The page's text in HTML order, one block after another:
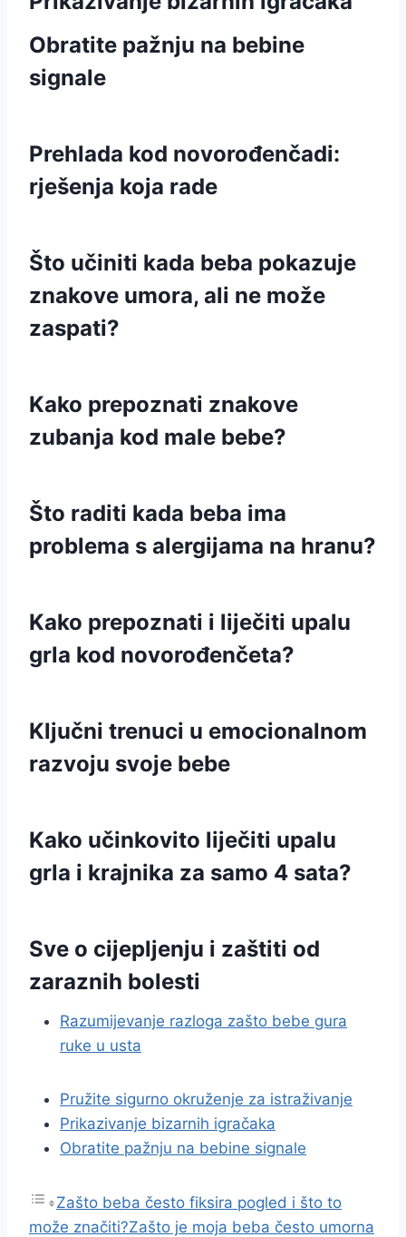
Obratite pažnju na bebine
signale
Prehlada kod novorođenčadi:
rješenja koja rade
Što učiniti kada beba pokazuje
znakove umora, ali ne može
zaspati?
Kako prepoznati znakove
zubanja kod male bebe?
Što raditi kada beba ima
problema s alergijama na hranu?
Kako prepoznati i liječiti upalu
grla kod novorođenčeta?
Ključni trenuci u emocionalnom
razvoju svoje bebe
Kako učinkovito liječiti upalu
grla i krajnika za samo 4 sata?
Sve o cijepljenju i zaštiti od
zaraznih bolesti
Razumijevanje razloga zašto bebe gura
ruke u usta
Pružite sigurno okruženje za istraživanje
Prikazivanje bizarnih igračaka
Obratite pažnju na bebine signale
Zašto beba često fiksira pogled i što to
može značiti?Zašto je moja beba često umorna